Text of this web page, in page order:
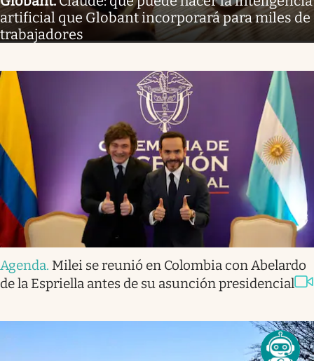
artificial que Globant incorporará para miles de
trabajadores
Agenda. Milei se reunió en Colombia con Abelardo
de la Espriella antes de su asunción presidencial